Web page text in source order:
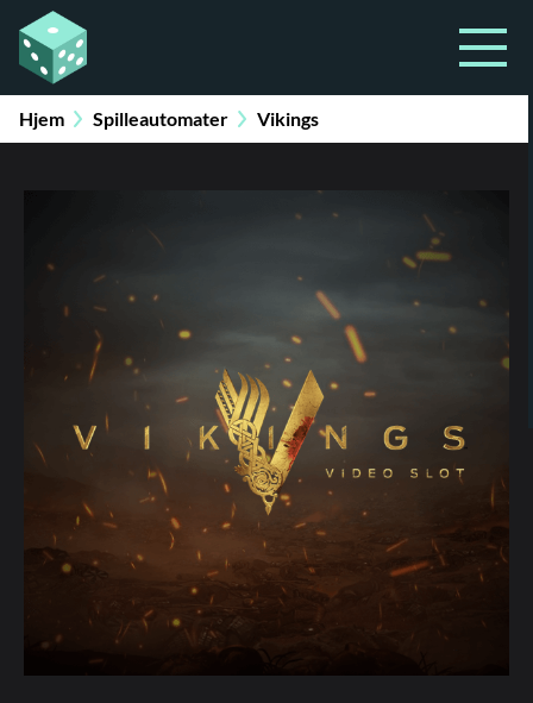
Hjem Spilleautomater Vikings